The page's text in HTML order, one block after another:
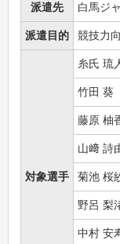
派遣先 白馬ジ
派遣目的 競技力
対象選手
糸氏 琉
竹田 葵
藤原 柚
山﨑 詩
菊池 桜
野呂 梨
中村 安